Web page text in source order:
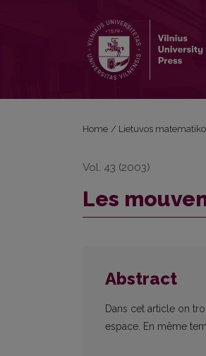
Home / Lietuvos
Vol. 43 (2003)
Les
Abstract
Dans cet article on
espace. En même